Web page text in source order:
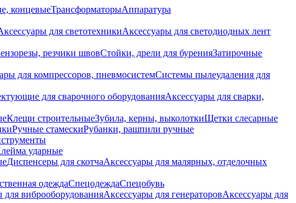
концевыеТрансформаторыАппаратура
для светотехникиАксессуары для светодиодных лент
резчики швовСтойки, дрели для буренияЗатирочные
для компрессоров, пневмосистемСистемы пылеудаления для
для сварочного оборудованияАксессуары для сварки,
Клещи строительныеЗубила, керны, выколоткиЩетки слесарные
Ручные стамескиРубанки, рашпили ручные
ударные
Диспенсеры для скотчаАксессуары для малярных, отделочных
одеждаСпецодеждаСпецобувь
для виброоборудованияАксессуары для генераторовАксессуары для